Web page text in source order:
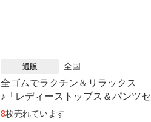
通販 全国
全ゴムでラクチン＆リラックス
♪「レディーストップス＆パンツセ
ット」
8枚売れています